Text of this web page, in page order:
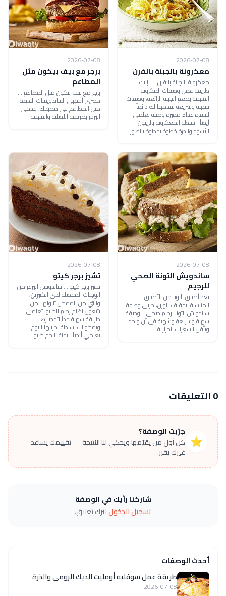
2026-07-08
معكرونة بالجبنة بالفرن
معكرونة بالجبنة بالفرن ... إليك
طريقة عمل وصفات المكرونة
الشهية بطعم الجبنة الرائعة، وصفات
سهلة وسريعة نقدمها لك دائماً
لسفرة غداء مميزة وطيبة تعلمي
أيضاً: سلطة المعكرونة بالزيتون
الأسود والذرة خطوة بخطوة بالصور
2026-07-08
برجر مع بيف بيكون مثل
المطاعم
برجر مع بيف بيكون مثل المطاعم ...
حضري أشهى الساندويشات اللذيذة
مثل المطاعم في مطبخك، قدمي
البرجر بطريقته الأصلية والشهية
2026-07-08
ساندويش التونة الصحي
للرجيم
تعد أطباق التونا من الأطباق
المناسبة لتخفيف الوزن، جربي وصفة
ساندويش التونا لرجيم صحي... وصفة
سهلة وسريعة وشهية في آن واحد..
وبأقل السعرات الحرارية
2026-07-08
تشيز برجر كيتو
تشيز برجر كيتو ... ساندويش البرغر من
الوجبات المفضلة لدى الكثيرين،
والتي من الممكن تناولها لمن
يتبعون نظام رجيم الكيتو، تعلمي
طريقة سهلة جداً لتحضيرها
وبمكونات بسيطة، جربيها اليوم
تعلمي أيضاً: يخنة اللحم كيتو
0 التعليقات
⭐
جرّبت الوصفة؟
كن أول من يقيّمها ويحكي لنا النتيجة — تقييمك يساعد
غيرك يقرر.
شاركنا رأيك في الوصفة
تسجيل الدخوللترك تعليق.
أحدث الوصفات
طريقة عمل سوفليه أومليت الديك الرومي والذرة
2026-07-08